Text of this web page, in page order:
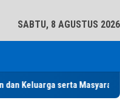
SABTU, 8 AGUSTUS 2026
Masyarakat Pemko